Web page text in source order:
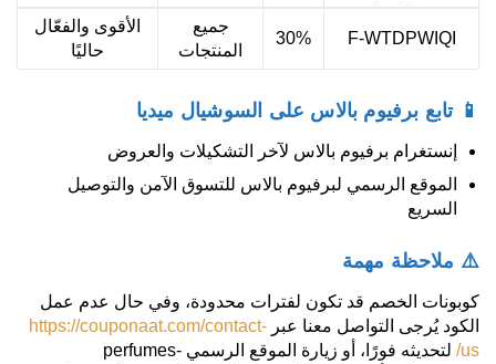
F-WTDPWIQI
30%
جميع
المنتجات
الأقوى والفعّال
حاليًا
📱 تابع برفيوم بالاس على السوشيال ميديا
إنستغرام برفيوم بالاس لآخر التشكيلات والعروض
الموقع الرسمي لبرفيوم بالاس للتسوق الآمن والتوصيل
السريع
⚠️ ملاحظة مهمة
كوبونات الخصم قد تكون لفترات محدودة، وفي حال عدم عمل
الكود يُرجى التواصل معنا عبر https://couponaat.com/contact-
us/
لتحديثه فورًا، أو زيارة الموقع الرسمي perfumes-